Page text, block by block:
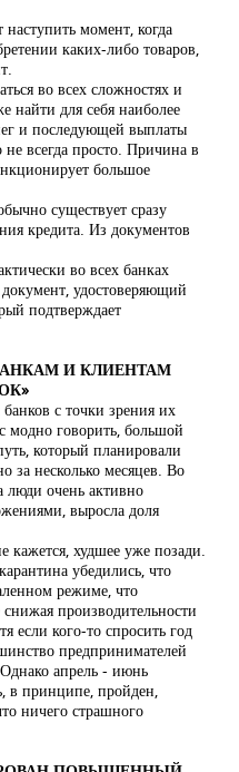
момент, когда
каких-либо товаров,
во всех сложностях и
найти для себя наиболее
и последующей выплаты
всегда просто. Причина в
большое
существует сразу
кредита. Из документов
во всех банках
удостоверяющий
подтверждает
И КЛИЕНТАМ
с точки зрения их
модно говорить, большой
который планировали
за несколько месяцев. Во
люди очень активно
выросла доля
кажется, худшее уже позади.
убедились, что
режиме, что
производительности
если кого-то спросить год
предпринимателей
апрель - июнь
в принципе, пройден,
ничего страшного